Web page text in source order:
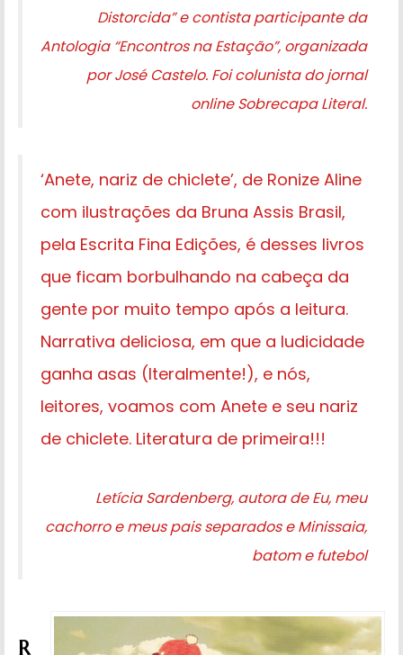
Distorcida” e contista participante da
Antologia “Encontros na Estação”, organizada
por José Castelo. Foi colunista do jornal
online Sobrecapa Literal.
‘Anete, nariz de chiclete’, de Ronize Aline
com ilustrações da Bruna Assis Brasil,
pela Escrita Fina Edições, é desses livros
que ficam borbulhando na cabeça da
gente por muito tempo após a leitura.
Narrativa deliciosa, em que a ludicidade
ganha asas (lteralmente!), e nós,
leitores, voamos com Anete e seu nariz
de chiclete. Literatura de primeira!!!
Letícia Sardenberg, autora de Eu, meu
cachorro e meus pais separados e Minissaia,
batom e futebol
R